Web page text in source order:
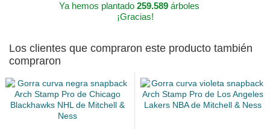
Ya hemos plantado 259.589 árboles
¡Gracias!
Los clientes que compraron este producto también
compraron